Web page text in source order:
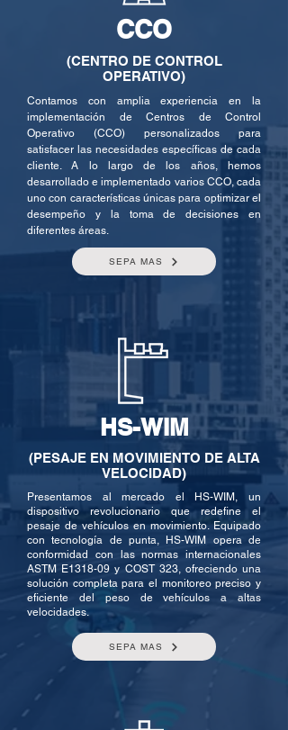
CCO
(CENTRO DE CONTROL
OPERATIVO)
Contamos con amplia experiencia en la
implementación de Centros de Control
Operativo (CCO) personalizados para
satisfacer las necesidades específicas de cada
cliente. A lo largo de los años, hemos
desarrollado e implementado varios CCO, cada
uno con características únicas para optimizar el
desempeño y la toma de decisiones en
diferentes áreas.
SEPA MAS
HS-WIM
(PESAJE EN MOVIMIENTO DE ALTA
VELOCIDAD)
Presentamos al mercado el HS-WIM, un
dispositivo revolucionario que redefine el
pesaje de vehículos en movimiento. Equipado
con tecnología de punta, HS-WIM opera de
conformidad con las normas internacionales
ASTM E1318-09 y COST 323, ofreciendo una
solución completa para el monitoreo preciso y
eficiente del peso de vehículos a altas
velocidades.
SEPA MAS